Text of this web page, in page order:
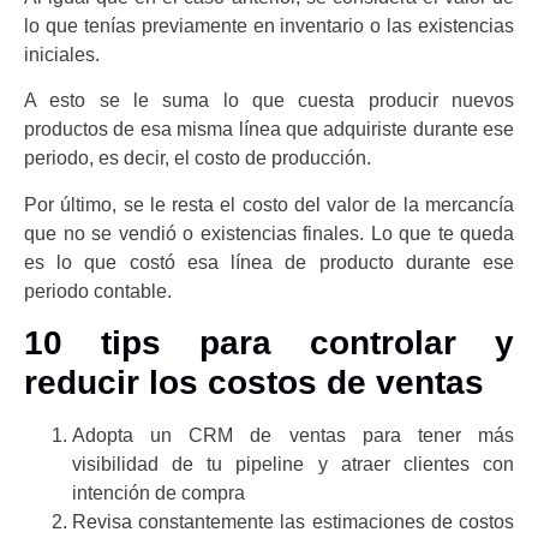
lo que tenías previamente en inventario o las existencias
iniciales.
A esto se le suma lo que cuesta producir nuevos
productos de esa misma línea que adquiriste durante ese
periodo, es decir, el costo de producción.
Por último, se le resta el costo del valor de la mercancía
que no se vendió o existencias finales. Lo que te queda
es lo que costó esa línea de producto durante ese
periodo contable.
10 tips para controlar y
reducir los costos de ventas
Adopta un CRM de ventas para tener más
visibilidad de tu pipeline y atraer clientes con
intención de compra
Revisa constantemente las estimaciones de costos